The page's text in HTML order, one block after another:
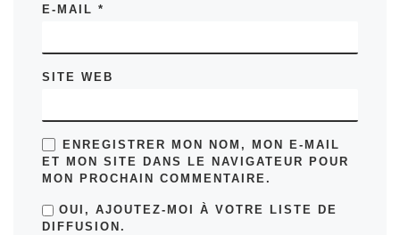
E-MAIL*
SITE WEB
ENREGISTRER MON NOM, MON E-MAIL
ET MON SITE DANS LE NAVIGATEUR POUR
MON PROCHAIN COMMENTAIRE.
OUI, AJOUTEZ-MOI À VOTRE LISTE DE
DIFFUSION.